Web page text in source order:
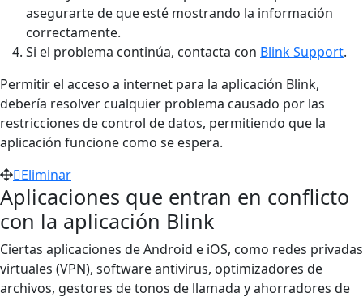
asegurarte de que esté mostrando la información
correctamente.
Si el problema continúa, contacta con Blink Support.
Permitir el acceso a internet para la aplicación Blink,
debería resolver cualquier problema causado por las
restricciones de control de datos, permitiendo que la
aplicación funcione como se espera.
Eliminar
Aplicaciones que entran en conflicto
con la aplicación Blink
Ciertas aplicaciones de Android e iOS, como redes privadas
virtuales (VPN), software antivirus, optimizadores de
archivos, gestores de tonos de llamada y ahorradores de